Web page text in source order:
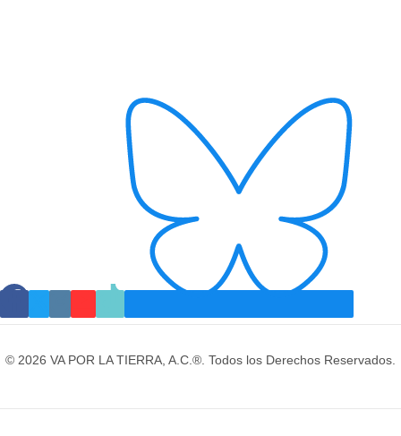
© 2026 VA POR LA TIERRA, A.C.®. Todos los Derechos Reservados.